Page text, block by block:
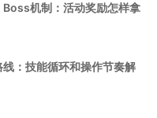
Boss机制：活动奖励怎样拿
线：技能循环和操作节奏解